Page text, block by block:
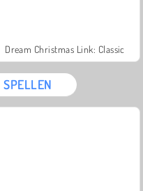
Dream Christmas Link: Classic